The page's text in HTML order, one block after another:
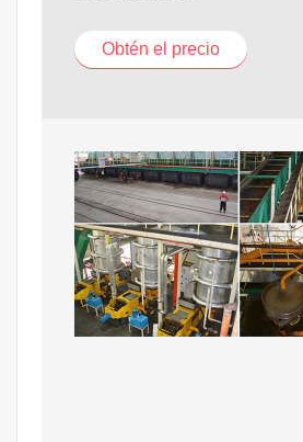
Obtén el precio